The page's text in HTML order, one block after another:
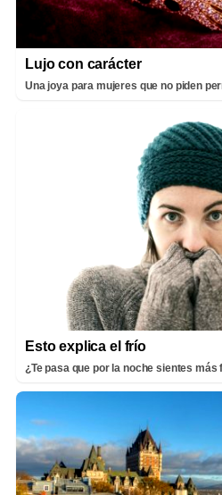
Lujo con carácter
Una joya para mujeres que no piden
Esto explica el frío
¿Te pasa que por la noche sientes